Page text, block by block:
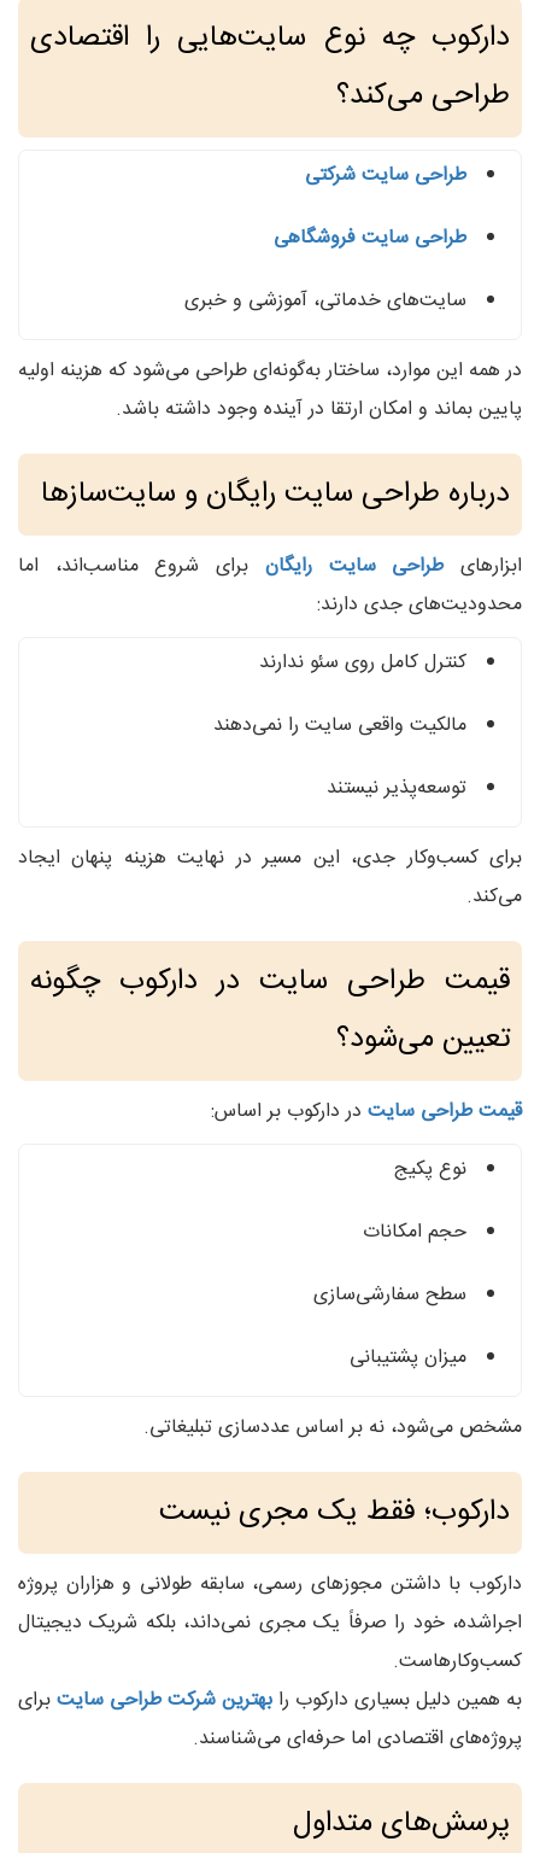
دارکوب چه نوع سایت‌هایی را اقتصادی
طراحی می‌کند؟
طراحی سایت شرکتی
طراحی سایت فروشگاهی
سایت‌های خدماتی، آموزشی و خبری
در همه این موارد، ساختار به‌گونه‌ای طراحی می‌شود که هزینه اولیه
پایین بماند و امکان ارتقا در آینده وجود داشته باشد.
درباره طراحی سایت رایگان و سایت‌سازها
ابزارهایطراحی سایت رایگان برای شروع مناسب‌اند، اما
محدودیت‌های جدی دارند:
کنترل کامل روی سئو ندارند
مالکیت واقعی سایت را نمی‌دهند
توسعه‌پذیر نیستند
برای کسب‌وکار جدی، این مسیر در نهایت هزینه پنهان ایجاد
می‌کند.
قیمت طراحی سایت در دارکوب چگونه
تعیین می‌شود؟
قیمت طراحی سایت در دارکوب بر اساس:
نوع پکیج
حجم امکانات
سطح سفارشی‌سازی
میزان پشتیبانی
مشخص می‌شود، نه بر اساس عددسازی تبلیغاتی.
دارکوب؛ فقط یک مجری نیست
دارکوب با داشتن مجوزهای رسمی، سابقه طولانی و هزاران پروژه
اجراشده، خود را صرفاً یک مجری نمی‌داند، بلکه شریک دیجیتال
کسب‌وکارهاست.
به همین دلیل بسیاری دارکوب را بهترین شرکت طراحی سایتبرای
پروژه‌های اقتصادی اما حرفه‌ای می‌شناسند.
پرسش‌های متداول